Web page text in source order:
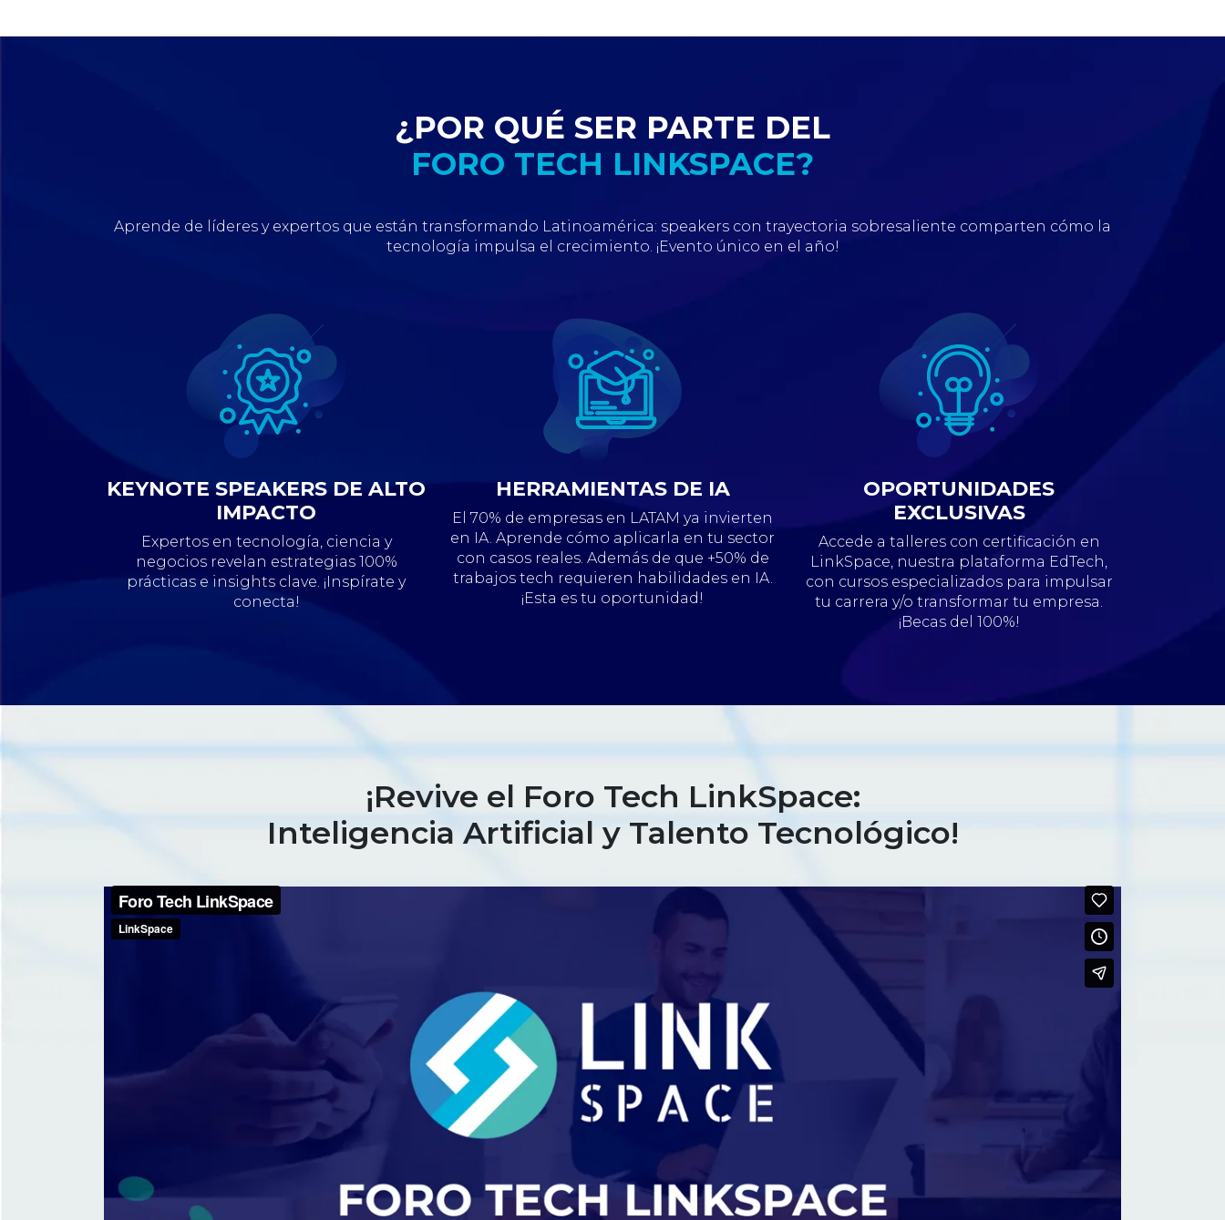
¿POR QUÉ SER PARTE DEL
FORO TECH LINKSPACE?
Aprende de líderes y expertos que están transformando Latinoamérica: speakers con trayectoria sobresaliente comparten cómo la
tecnología impulsa el crecimiento. ¡Evento único en el año!
KEYNOTE SPEAKERS DE ALTO
IMPACTO
Expertos en tecnología, ciencia y
negocios revelan estrategias 100%
prácticas e insights clave. ¡Inspírate y
conecta!
HERRAMIENTAS DE IA
El 70% de empresas en LATAM ya invierten
en IA. Aprende cómo aplicarla en tu sector
con casos reales. Además de que +50% de
trabajos tech requieren habilidades en IA.
¡Esta es tu oportunidad!
OPORTUNIDADES
EXCLUSIVAS
Accede a talleres con certificación en
LinkSpace, nuestra plataforma EdTech,
con cursos especializados para impulsar
tu carrera y/o transformar tu empresa.
¡Becas del 100%!
¡Revive el Foro Tech LinkSpace:
Inteligencia Artificial y Talento Tecnológico!